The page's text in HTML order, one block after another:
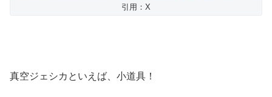
引用：X
真空ジェシカといえば、小道具！